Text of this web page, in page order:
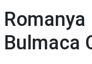
Bulmaca